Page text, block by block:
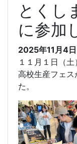
とくし
に参加
2025年11月4
１１月１日（
高校生産フェ
た。